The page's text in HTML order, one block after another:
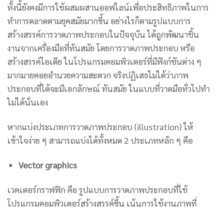
ทั้งนี้ยังคงมีการใช้ผสมผสานออฟไลน์เพื่อประสิทธิภาพในการ
ทำการตลาดตามยุคสมัยมากขึ้น อย่างไรก็ตามรูปแบบการ
สร้างสรรค์การวาดภาพประกอบในปัจจุบัน ได้ถูกพัฒนาชิ้น
งานจากเครื่องมือที่ทันสมัย โดยการวาดภาพประกอบ หรือ
สร้างสรรค์ไอเดีย ในโปรแกรมคอมพิวเตอร์ที่มีฟังก์ชันต่าง ๆ
มากมายคอยอำนวยความสะดวก จริงปฏิเสธไม่ได้ว่าภาพ
ประกอบที่ได้จะมีเอกลักษณ์ ทันสมัย ในแบบที่วาดมือทั่วไปทำ
ไม่ได้นั่นเอง
หากแบ่งประเภทการวาดภาพประกอบ (illustration) ให้
เข้าใจง่าย ๆ สามารถแบ่งได้ทั้งหมด 2 ประเภทหลัก ๆ คือ
Vector graphics
เวคเตอร์กราฟฟิก คือ รูปแบบการวาดภาพประกอบที่ใช้
โปรแกรมคอมพิวเตอร์สร้างสรรค์ขึ้น เน้นการใช้งานภาพที่